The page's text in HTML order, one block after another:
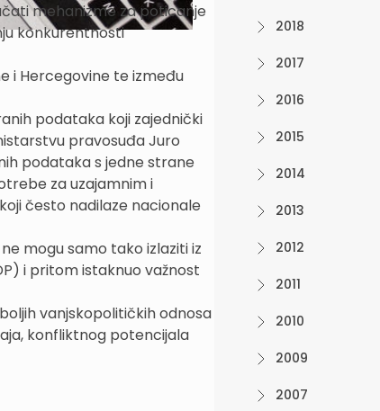
mehanizme za poticanje
konkurentnosti
i Hercegovine te između
podataka koji zajednički
pravosuđa Juro
podataka s jedne strane
za uzajamnim i
često nadilaze nacionale
mogu samo tako izlaziti iz
i pritom istaknuo važnost
vanjskopolitičkih odnosa
konfliktnog potencijala
2018
2017
2016
2015
2014
2013
2012
2011
2010
2009
2007